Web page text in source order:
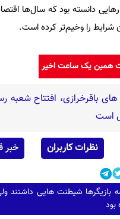
دانسته بود که سال‌ها
شرایط را وخیم‌تر کرده است.
همین یک ساعت اخیر
باقرخرازی، افتتاح
است
نظرات کاربران خبر
شیطنت هایی داشتند
بود